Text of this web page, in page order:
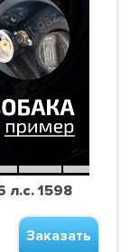
л.с. 1598
Заказать